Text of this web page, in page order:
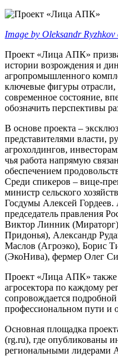
Image by Oleksandr
Проект «Лица АПК»
истории возрождения и
агропромышленного
ключевые фигуры отрасли,
современное состояние,
обозначить перспективы
В основе проекта –
представителями власти,
агрохолдингов,
чья работа напрямую
обеспечением
Среди спикеров – вице-
министр сельского
Госдумы Алексей Гордеев.
председатель правления
Виктор Линник
Придонья), Александр
Маслов (Агроэко), Борис
(ЭкоНива), фермер Олег
Проект «Лица АПК» также
агросектора по каждому
сопровождается
профессиональном пути и
Основная площадка
(rg.ru), где опубликованы
региональными лидерами